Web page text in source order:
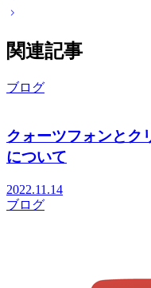
関連記事
ブログ
クォーツフォンとク
について
2022.11.14
ブログ